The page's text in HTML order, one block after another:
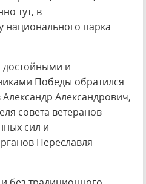
тут, в
национального парка
и
Победы обратился
Александрович,
совета ветеранов
сил и
Переславля-